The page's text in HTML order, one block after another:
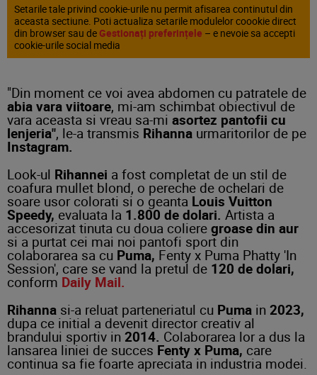
Setarile tale privind cookie-urile nu permit afisarea continutul din
aceasta sectiune. Poti actualiza setarile modulelor coookie direct
din browser sau de Gestionați preferințele – e nevoie sa accepti
cookie-urile social media
"Din moment ce voi avea abdomen cu patratele de
abia vara viitoare, mi-am schimbat obiectivul de
vara aceasta si vreau sa-mi asortez pantofii cu
lenjeria", le-a transmis Rihanna urmaritorilor de pe
Instagram.
Look-ul Rihannei a fost completat de un stil de
coafura mullet blond, o pereche de ochelari de
soare usor colorati si o geanta Louis Vuitton
Speedy, evaluata la 1.800 de dolari. Artista a
accesorizat tinuta cu doua coliere groase din aur
si a purtat cei mai noi pantofi sport din
colaborarea sa cu Puma, Fenty x Puma Phatty 'In
Session', care se vand la pretul de 120 de dolari,
conform Daily Mail.
Rihanna si-a reluat parteneriatul cu Puma in 2023,
dupa ce initial a devenit director creativ al
brandului sportiv in 2014. Colaborarea lor a dus la
lansarea liniei de succes Fenty x Puma, care
continua sa fie foarte apreciata in industria modei.